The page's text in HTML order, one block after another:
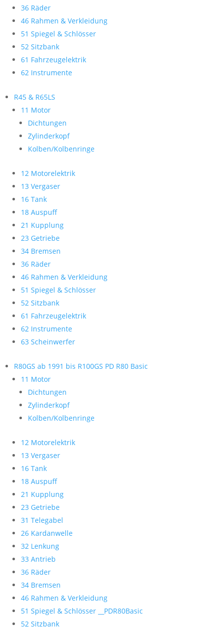
36 Räder
46 Rahmen & Verkleidung
51 Spiegel & Schlösser
52 Sitzbank
61 Fahrzeugelektrik
62 Instrumente
R45 & R65LS
11 Motor
Dichtungen
Zylinderkopf
Kolben/Kolbenringe
12 Motorelektrik
13 Vergaser
16 Tank
18 Auspuff
21 Kupplung
23 Getriebe
34 Bremsen
36 Räder
46 Rahmen & Verkleidung
51 Spiegel & Schlösser
52 Sitzbank
61 Fahrzeugelektrik
62 Instrumente
63 Scheinwerfer
R80GS ab 1991 bis R100GS PD R80 Basic
11 Motor
Dichtungen
Zylinderkopf
Kolben/Kolbenringe
12 Motorelektrik
13 Vergaser
16 Tank
18 Auspuff
21 Kupplung
23 Getriebe
31 Telegabel
26 Kardanwelle
32 Lenkung
33 Antrieb
36 Räder
34 Bremsen
46 Rahmen & Verkleidung
51 Spiegel & Schlösser __PDR80Basic
52 Sitzbank